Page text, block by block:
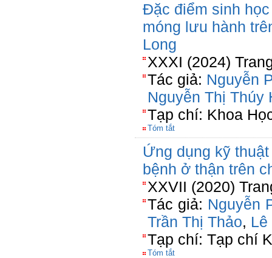
Đặc điểm sinh
móng lưu hành
Long
XXXI (2024)
Tác giả: Nguyễn
Nguyễn Thị Thúy
Tạp chí: Khoa
Tóm tắt
Ứng dụng kỹ
bệnh ở thận trên
XXVII (2020)
Tác giả: Nguyễn
Trần Thị Thảo,
Tạp chí: Tạp chí
Tóm tắt